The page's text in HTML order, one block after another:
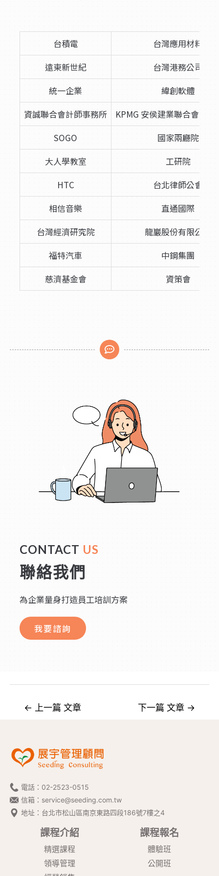
台積電
台灣應用材料
遠東新世紀
台灣港務公司
統一企業
緯創軟體
資誠聯合會計師事務所
KPMG 安侯建業聯合會計師
SOGO
國家兩廳院
大人學教室
工研院
HTC
台北律師公會
相信音樂
直通國際
台灣經濟研究院
龍巖股份有限公司
福特汽車
中鋼集團
慈濟基金會
資策會
CONTACT US
聯絡我們
為企業量身打造員工培訓方案
我要諮詢
← 上一篇 文章 下一篇 文章 →
電話： 02-2523-0515
信箱： service@seeding.com.tw
地址：台北市松山區南京東路四段186號7樓之4
課程介紹
精選課程
領導管理
課程報名
體驗班
公開班